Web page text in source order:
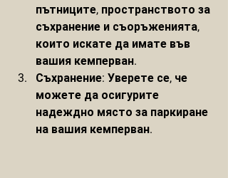
пътниците, пространството за
съхранение и съоръженията,
които искате да имате във
вашия кемперван.
Съхранение: Уверете се, че
можете да осигурите
надеждно място за паркиране
на вашия кемперван.